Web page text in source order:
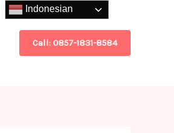
Call: 0857-1831-8584
Indonesian